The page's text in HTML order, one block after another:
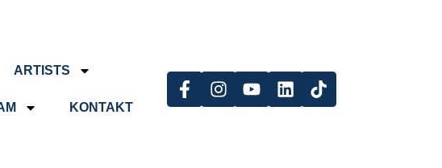
ARTISTS
KONTAKT